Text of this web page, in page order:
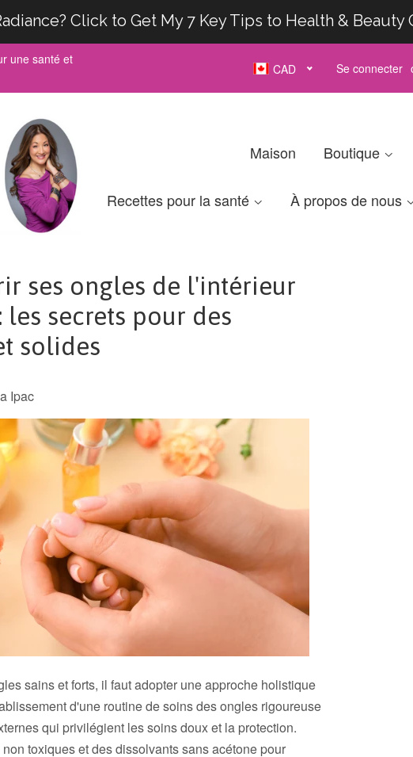
Click to Get My 7 Key Tips to Health & Beauty
une santé et
CAD Se connecter
Maison Boutique
Recettes pour la santé À propos de nous
ses ongles de l'intérieur
secrets pour des
solides
Ipac
sains et forts, il faut adopter une approche holistique
d'une routine de soins des ongles rigoureuse
qui privilégient les soins doux et la protection.
toxiques et des dissolvants sans acétone pour